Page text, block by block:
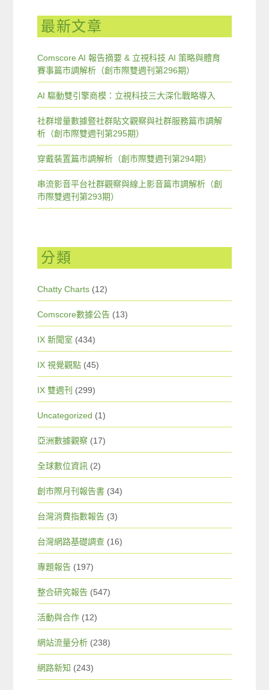
最新文章
Comscore AI 報告摘要 & 立視科技 AI 策略與體育
賽事篇市調解析（創市際雙週刊第296期）
AI 驅動雙引擎商模：立視科技三大深化戰略導入
社群增量數據暨社群貼文觀察與社群服務篇市調解
析（創市際雙週刊第295期）
穿戴裝置篇市調解析（創市際雙週刊第294期）
串流影音平台社群觀察與線上影音篇市調解析（創
市際雙週刊第293期）
分類
Chatty Charts (12)
Comscore數據公告 (13)
IX 新聞室 (434)
IX 視覺觀點 (45)
IX 雙週刊 (299)
Uncategorized (1)
亞洲數據觀察 (17)
全球數位資訊 (2)
創市際月刊報告書 (34)
台灣消費指數報告 (3)
台灣網路基礎調查 (16)
專題報告 (197)
整合研究報告 (547)
活動與合作 (12)
網站流量分析 (238)
網路新知 (243)